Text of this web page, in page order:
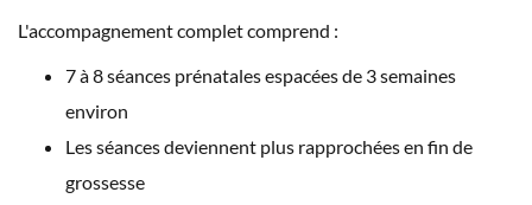
L'accompagnement complet comprend :
7 à 8 séances prénatales espacées de 3 semaines
environ
Les séances deviennent plus rapprochées en fin de
grossesse